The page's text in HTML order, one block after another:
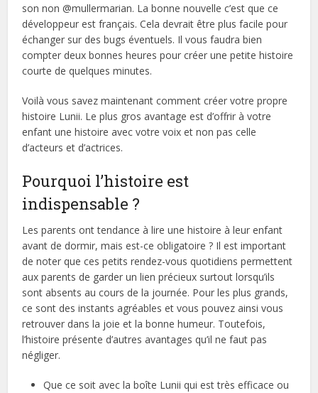
son non @mullermarian. La bonne nouvelle c’est que ce
développeur est français. Cela devrait être plus facile pour
échanger sur des bugs éventuels. Il vous faudra bien
compter deux bonnes heures pour créer une petite histoire
courte de quelques minutes.
Voilà vous savez maintenant comment créer votre propre
histoire Lunii. Le plus gros avantage est d’offrir à votre
enfant une histoire avec votre voix et non pas celle
d’acteurs et d’actrices.
Pourquoi l’histoire est
indispensable ?
Les parents ont tendance à lire une histoire à leur enfant
avant de dormir, mais est-ce obligatoire ? Il est important
de noter que ces petits rendez-vous quotidiens permettent
aux parents de garder un lien précieux surtout lorsqu’ils
sont absents au cours de la journée. Pour les plus grands,
ce sont des instants agréables et vous pouvez ainsi vous
retrouver dans la joie et la bonne humeur. Toutefois,
l’histoire présente d’autres avantages qu’il ne faut pas
négliger.
Que ce soit avec la boîte Lunii qui est très efficace ou